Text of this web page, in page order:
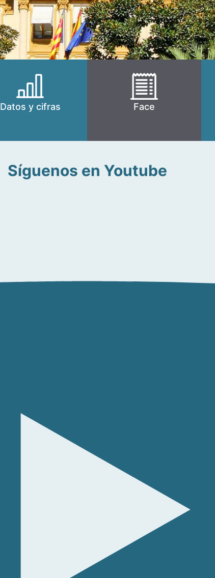
Datos y cifras Face
Síguenos en Youtube